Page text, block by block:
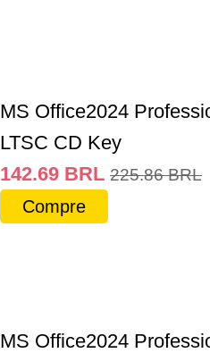
MS Office2024
LTSC CD Key
142.69 BRL 225.86 BRL
Compre
MS Office2024